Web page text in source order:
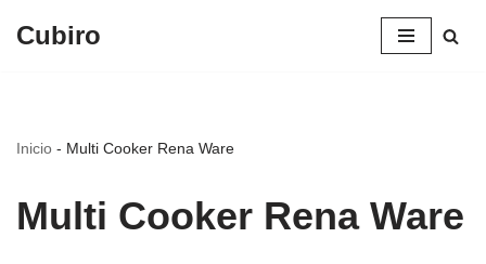
Cubiro
Inicio - Multi Cooker Rena Ware
Multi Cooker Rena Ware